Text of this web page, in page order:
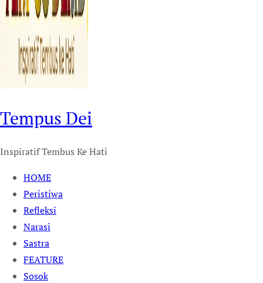
Tempus Dei
Inspiratif Tembus Ke Hati
HOME
Peristiwa
Refleksi
Narasi
Sastra
FEATURE
Sosok